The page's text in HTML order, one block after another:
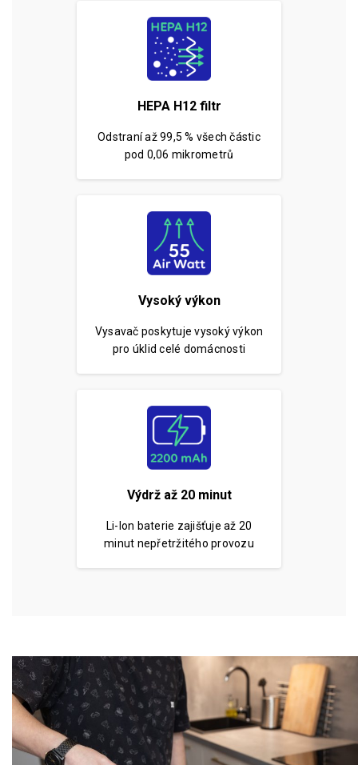
HEPA H12 filtr
Odstraní až 99,5 % všech částic
pod 0,06 mikrometrů
Vysoký výkon
Vysavač poskytuje vysoký výkon
pro úklid celé domácnosti
Výdrž až 20 minut
Li-Ion baterie zajišťuje až 20
minut nepřetržitého provozu